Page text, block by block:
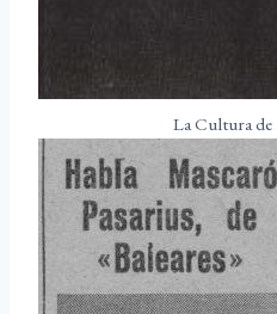
La Cultura de